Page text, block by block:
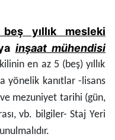
yıllık mesleki
inşaat mühendisi
en az 5 (beş) yıllık
yönelik kanıtlar -lisans
mezuniyet tarihi (gün,
vb. bilgiler- Staj Yeri